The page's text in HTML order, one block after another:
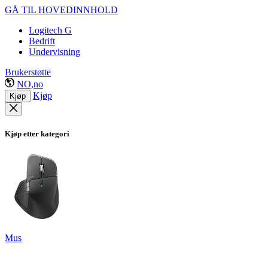
GÅ TIL HOVEDINNHOLD
Logitech G
Bedrift
Undervisning
Brukerstøtte
NO,no
Kjøp Kjøp
Kjøp etter kategori
Mus